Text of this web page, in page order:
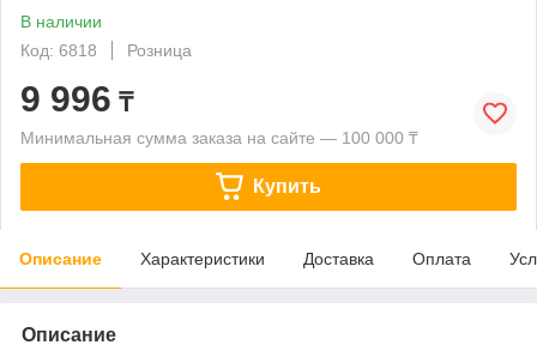
В наличии
Код: 6818
Розница
9 996 ₸
Минимальная сумма заказа на сайте — 100 000 ₸
Купить
Описание Характеристики Доставка Оплата
Описание